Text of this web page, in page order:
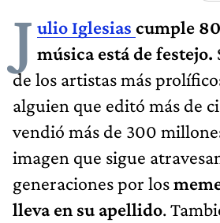
J ulio Iglesias cumple
música está de festejo.
de los artistas más
alguien que editó más de
vendió más de 300
imagen que sigue
generaciones por los
lleva en su apellido.